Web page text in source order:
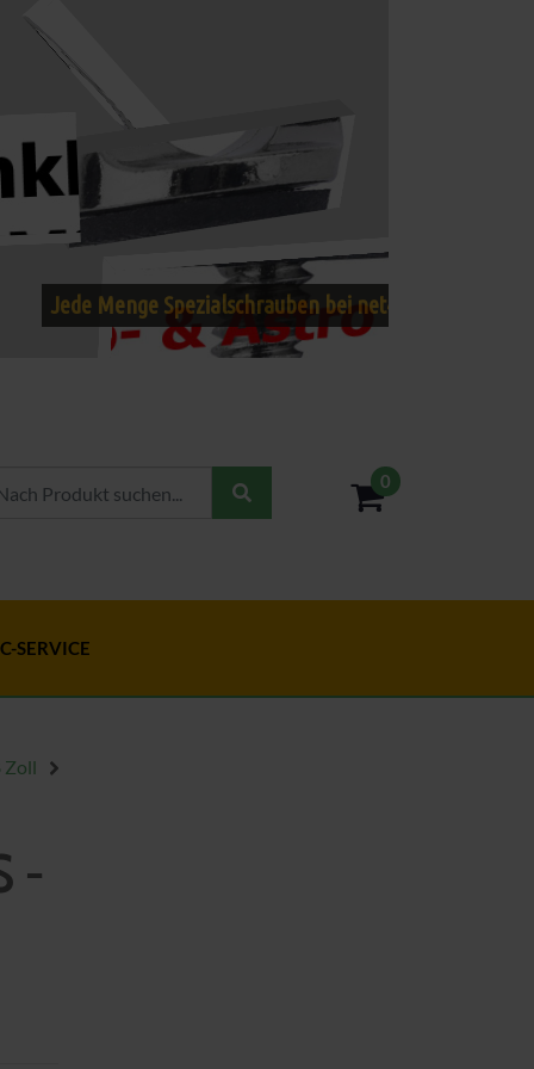
0
- 0,00€
SERVICE
Zoll
-